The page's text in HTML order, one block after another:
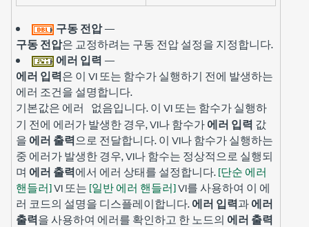
구동 전압—
구동 전압은 교정하려는 구동 전압 설정을 지정합니다.
에러 입력 —
에러 입력은 이 VI 또는 함수가 실행하기 전에 발생하는
에러 조건을 설명합니다.
기본값은 에러 없음입니다. 이 VI 또는 함수가 실행하
기 전에 에러가 발생한 경우, VI나 함수가에러 입력 값
을 에러 출력으로 전달합니다. 이 VI나 함수가 실행하는
중 에러가 발생한 경우, VI나 함수는 정상적으로 실행되
며 에러 출력에서 에러 상태를 설정합니다.[단순 에러
핸들러]VI 또는 [일반 에러 핸들러]VI를 사용하여 이 에
러 코드의 설명을 디스플레이합니다.에러 입력과에러
출력을 사용하여 에러를 확인하고 한 노드의 에러 출력